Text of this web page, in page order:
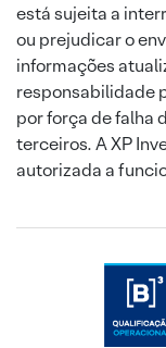
está sujeita a
ou prejudicar o
informações
responsabilidade
por força de falha
terceiros. A XP
autorizada a